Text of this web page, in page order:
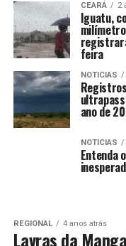
CEARÁ 2
Iguatu,
feira
NOTICIAS
ano de
NOTICIAS
Entenda
REGIONAL 4 anos atrás
Lavras da